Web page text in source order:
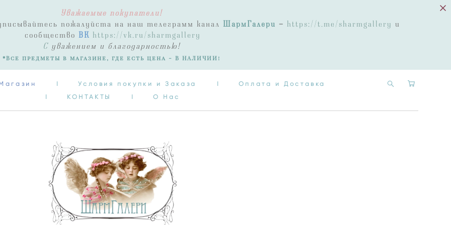
Уважаемые покупатели!
пожалуйста на наш телеграмм канал ШармГалери - https://t.me/sharmgallery и
сообщество ВК https://vk.ru/sharmgallery
Суважением и благодарностью!
*Все предметы в магазине, где есть цена - В НАЛИЧИИ!
I Условия покупки и Заказа I
Оплата и Доставка
I
КОНТАКТЫ I О Нас
Условия покупки и Заказа
I
КОНТАКТЫ I О Нас